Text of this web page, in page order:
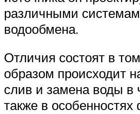
различными
водообмена.
Отличия состоят в
образом происходит
слив и замена воды в
также в